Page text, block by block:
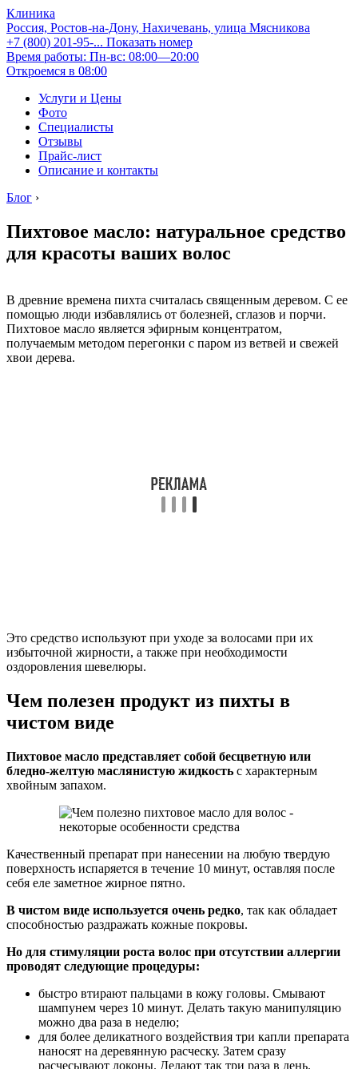
Клиника
Россия, Ростов-на-Дону, Нахичевань, улица Мясникова
+7 (800) 201-95-... Показать номер
Время работы: Пн-вс: 08:00—20:00
Откроемся в 08:00
Услуги и Цены
Фото
Специалисты
Отзывы
Прайс-лист
Описание и контакты
Блог ›
Пихтовое масло: натуральное средство
для красоты ваших волос
В древние времена пихта считалась священным деревом. С ее
помощью люди избавлялись от болезней, сглазов и порчи.
Пихтовое масло является эфирным концентратом,
получаемым методом перегонки с паром из ветвей и свежей
хвои дерева.
Это средство используют при уходе за волосами при их
избыточной жирности, а также при необходимости
оздоровления шевелюры.
Чем полезен продукт из пихты в
чистом виде
Пихтовое масло представляет собой бесцветную или
бледно-желтую маслянистую жидкость с характерным
хвойным запахом.
Качественный препарат при нанесении на любую твердую
поверхность испаряется в течение 10 минут, оставляя после
себя еле заметное жирное пятно.
В чистом виде используется очень редко, так как обладает
способностью раздражать кожные покровы.
Но для стимуляции роста волос при отсутствии аллергии
проводят следующие процедуры:
быстро втирают пальцами в кожу головы. Смывают
шампунем через 10 минут. Делать такую манипуляцию
можно два раза в неделю;
для более деликатного воздействия три капли препарата
наносят на деревянную расческу. Затем сразу
расчесывают локоны. Делают так три раза в день.